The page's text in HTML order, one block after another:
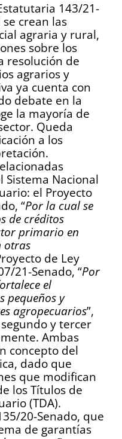
143/21-
crean las
agraria y rural,
sobre los
resolución de
agrarios y
ya cuenta con
debate en la
la mayoría de
Queda
a los
Nacional
el Proyecto
“Por la cual se
de créditos
primario en
otras
de Ley
21-Senado, “Por
el
pequeños y
agropecuarios”,
y tercer
Ambas
concepto del
dado que
que modifican
los Títulos de
(TDA).
20-Senado, que
de garantías